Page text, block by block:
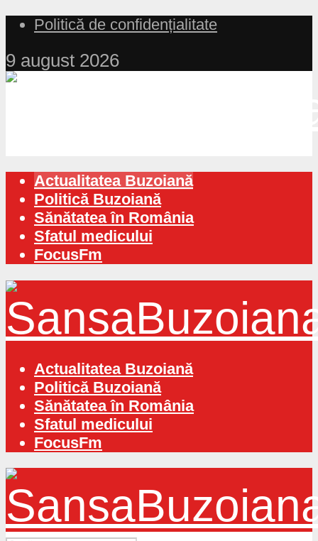
Politică de confidențialitate
9 august 2026
Actualitatea Buzoiană
Politică Buzoiană
Sănătatea în România
Sfatul medicului
FocusFm
Actualitatea Buzoiană
Politică Buzoiană
Sănătatea în România
Sfatul medicului
FocusFm